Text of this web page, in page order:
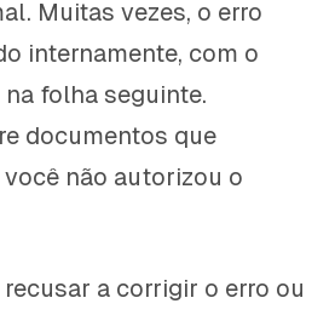
Muitas vezes, o erro
internamente, com o
folha seguinte.
documentos que
não autorizou o
a corrigir o erro ou